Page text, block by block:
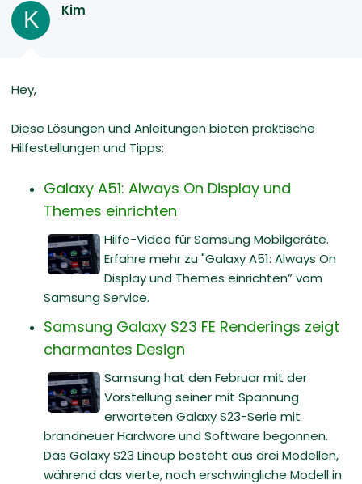
K Kim
Hey,
Diese Lösungen und Anleitungen bieten praktische
Hilfestellungen und Tipps:
Galaxy A51: Always On Display und
Themes einrichten
Hilfe-Video für Samsung Mobilgeräte.
Erfahre mehr zu "Galaxy A51: Always On
Display und Themes einrichten” vom
Samsung Service.
Samsung Galaxy S23 FE Renderings zeigt
charmantes Design
Samsung hat den Februar mit der
Vorstellung seiner mit Spannung
erwarteten Galaxy S23-Serie mit
brandneuer Hardware und Software begonnen.
Das Galaxy S23 Lineup besteht aus drei Modellen,
während das vierte, noch erschwingliche Modell in